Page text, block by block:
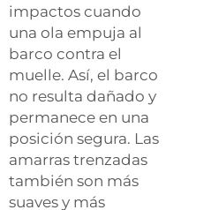
impactos cuando
una ola empuja al
barco contra el
muelle. Así, el barco
no resulta dañado y
permanece en una
posición segura. Las
amarras trenzadas
también son más
suaves y más